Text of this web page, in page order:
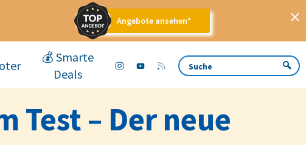
Angebote ansehen*
💰 Smarte
Deals
Test – Der neue